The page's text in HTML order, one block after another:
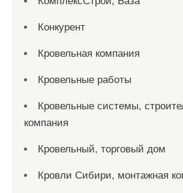
Конкурент
Кровельная компания
Кровельные работы
Кровельные системы,
компания
Кровельный, торговый дом
Кровли Сибири, монтажная